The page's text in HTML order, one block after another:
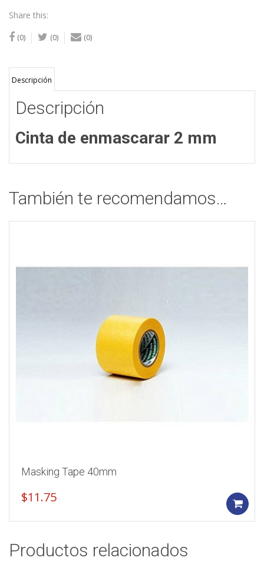
Share this:
(0) (0) (0)
Descripción
Descripción
Cinta de enmascarar 2 mm
También te recomendamos…
Masking Tape 40mm
$11.75
Productos relacionados